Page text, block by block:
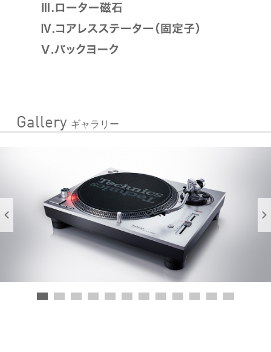
Gallery ギャラリー